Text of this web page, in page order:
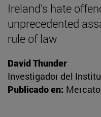
Ireland’s hate
unprecedented
rule of law
David Thunder
Investigador del
Publicado en: